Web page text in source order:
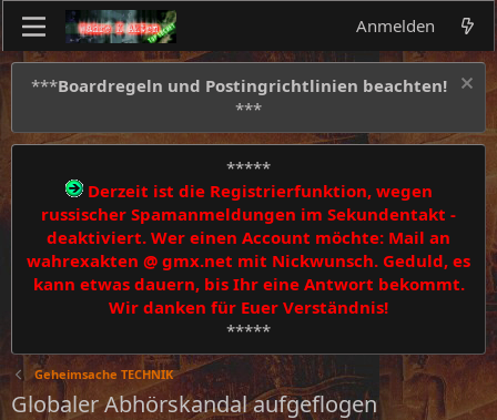
Anmelden
***Boardregeln und Postingrichtlinien beachten!
***
*****
Derzeit ist die Registrierfunktion, wegen
russischer Spamanmeldungen im Sekundentakt -
deaktiviert. Wer einen Account möchte: Mail an
wahrexakten @ gmx.net mit Nickwunsch. Geduld, es
kann etwas dauern, bis Ihr eine Antwort bekommt.
Wir danken für Euer Verständnis!
*****
Geheimsache TECHNIK
Globaler Abhörskandal aufgeflogen